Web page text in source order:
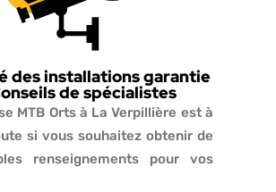
des installations garantie
de spécialistes
MTB Orts à La Verpillière est à
si vous souhaitez obtenir de
renseignements pour vos